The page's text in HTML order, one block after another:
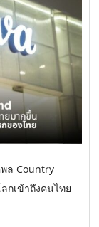
ล Country
กเข้าถึงคนไทย